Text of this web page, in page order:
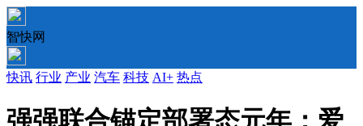
智快网
快讯 行业 产业 汽车 科技 AI+ 热点